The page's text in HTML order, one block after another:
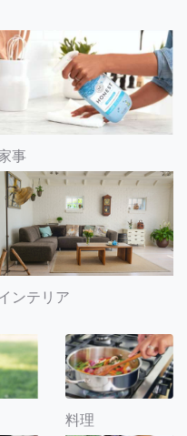
事
ンテリア
料理